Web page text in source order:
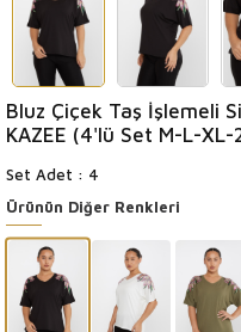
Bluz Çiçek Taş İşlemeli
KAZEE (4'lü Set M-L-XL-
Set Adet : 4
Ürünün Diğer Renkleri